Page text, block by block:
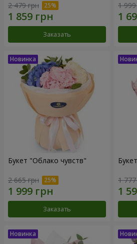
2 479 грн
Заказать
1
Букет "Облако чувств"
2 665 грн
Заказать
1